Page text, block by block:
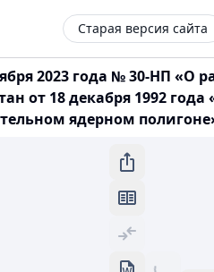
Старая версия сайта
2023 года № 30-НП «О
от 18 декабря 1992
ядерном